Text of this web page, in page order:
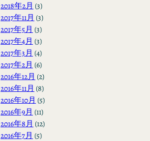
2018年2月 (3)
2017年11月 (3)
2017年5月 (3)
2017年4月 (3)
2017年3月 (4)
2017年2月 (6)
2016年12月 (2)
2016年11月 (8)
2016年10月 (5)
2016年9月 (11)
2016年8月 (12)
2016年7月 (5)